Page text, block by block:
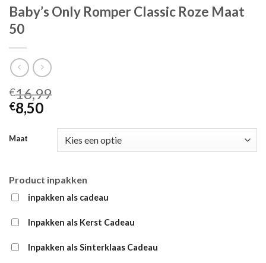
Baby’s Only Romper Classic Roze Maat
50
€16,99
€8,50
Maat
Product inpakken
inpakken als cadeau
Inpakken als Kerst Cadeau
Inpakken als Sinterklaas Cadeau